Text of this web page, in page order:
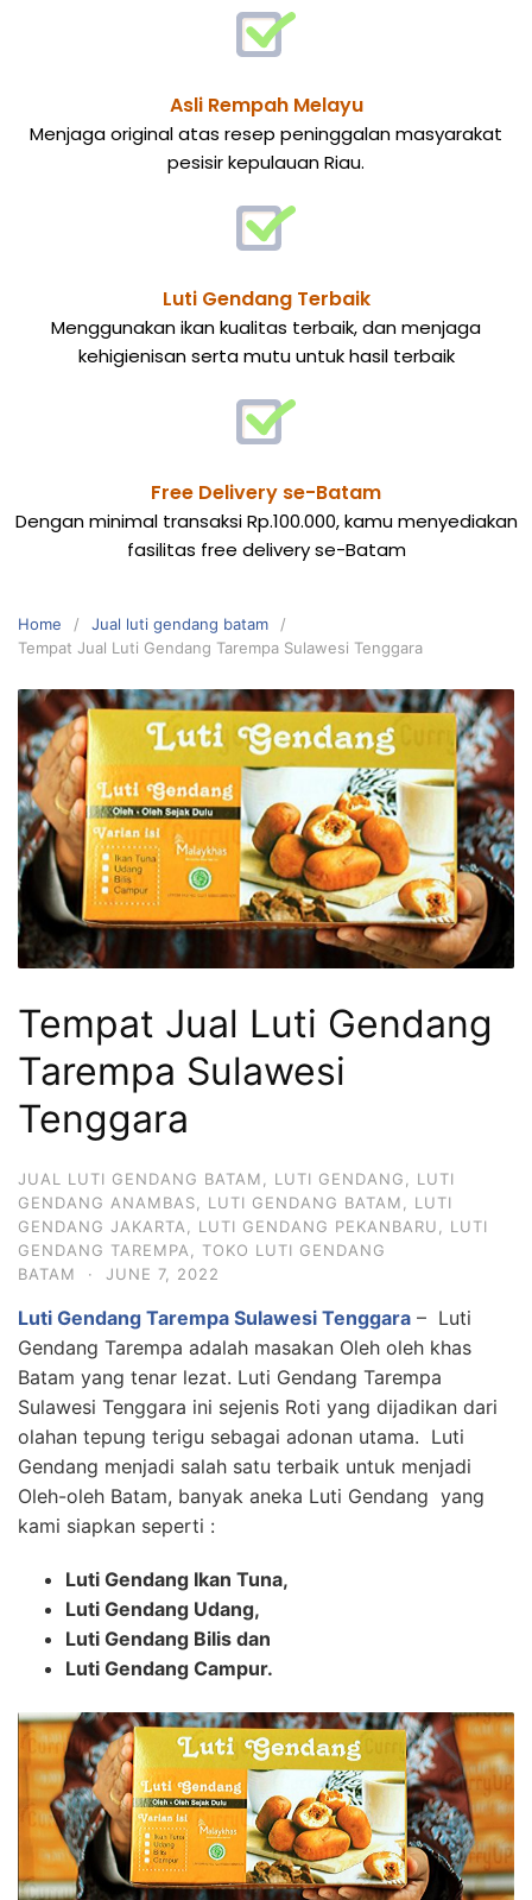
Asli Rempah Melayu
Menjaga original atas resep peninggalan masyarakat
pesisir kepulauan Riau.
Luti Gendang Terbaik
Menggunakan ikan kualitas terbaik, dan menjaga
kehigienisan serta mutu untuk hasil terbaik
Free Delivery se-Batam
Dengan minimal transaksi Rp.100.000, kamu menyediakan
fasilitas free delivery se-Batam
Home
Jual luti gendang batam
Tempat Jual Luti Gendang Tarempa Sulawesi Tenggara
Tempat Jual Luti Gendang
Tarempa Sulawesi
Tenggara
JUAL LUTI GENDANG BATAM LUTI GENDANG
LUTI
GENDANG ANAMBAS
LUTI GENDANG BATAM
LUTI
GENDANG JAKARTA
LUTI GENDANG PEKANBARU
LUTI
GENDANG TAREMPA
TOKO LUTI GENDANG
BATAM
· JUNE 7, 2022
Luti Gendang Tarempa Sulawesi Tenggara – Luti
Gendang Tarempa adalah masakan Oleh oleh khas
Batam yang tenar lezat. Luti Gendang Tarempa
Sulawesi Tenggara ini sejenis Roti yang dijadikan dari
olahan tepung terigu sebagai adonan utama. Luti
Gendang menjadi salah satu terbaik untuk menjadi
Oleh-oleh Batam, banyak aneka Luti Gendang yang
kami siapkan seperti :
Luti Gendang Ikan Tuna,
Luti Gendang Udang,
Luti Gendang Bilis dan
Luti Gendang Campur.